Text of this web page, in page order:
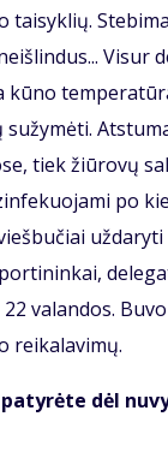
tai­syk­lių.
Vi­sur
kū­no
su­žy­mė­ti.
tiek žiū­ro­vų
po
va­lan­dos.
rei­ka­la­vi­mų.
pa­ty­rė­te dėl